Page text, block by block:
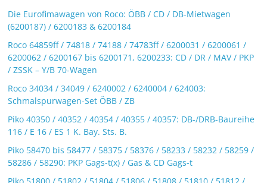
Die Eurofimawagen von Roco: ÖBB / CD / DB-Mietwagen
(6200187) / 6200183 & 6200184
Roco 64859ff / 74818 / 74188 / 74783ff / 6200031 / 6200061 /
6200062 / 6200167 bis 6200171, 6200233: CD / DR / MAV / PKP
/ ZSSK – Y/B 70-Wagen
Roco 34034 / 34049 / 6240002 / 6240004 / 624003:
Schmalspurwagen-Set ÖBB / ZB
Piko 40350 / 40352 / 40354 / 40355 / 40357: DB-/DRB-Baureihe
116 / E 16 / ES 1 K. Bay. Sts. B.
Piko 58470 bis 58477 / 58375 / 58376 / 58233 / 58232 / 58259 /
58286 / 58290: PKP Gags-t(x) / Gas & CD Gags-t